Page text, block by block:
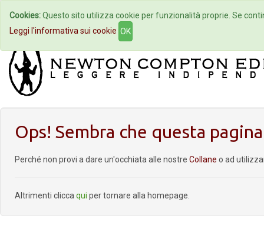
Home Autori Eventi
Ops! Sembra che questa
Perché non provi a dare un'occhiata alle nostre Collane o ad
Altrimenti clicca qui per tornare alla homepage.
Cookies:Questo sito utilizza cookie per funzionalità proprie. Se
Leggi l'informativa sui cookie OK